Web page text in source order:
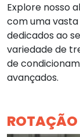
Explore nosso
com uma vasta
dedicados ao
variedade de
de
avançados.
ROTAÇÃO